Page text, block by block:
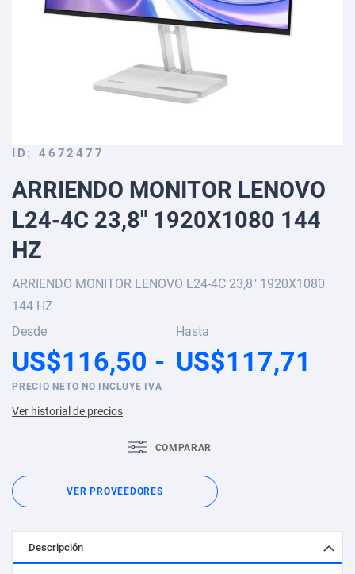
ID 4672477
ARRIENDO MONITOR LENOVO
L24-4C 23,8" 1920X1080 144
HZ
ARRIENDO MONITOR LENOVO L24-4C 23,8" 1920X1080
144 HZ
Desde
US$116,50
Hasta
US$117,71
PRECIO NETO NO INCLUYE IVA
Ver historial de precios
COMPARAR
VER PROVEEDORES
Skip
the
beginning
the
images
Descripción